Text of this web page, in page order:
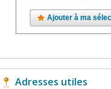
Ajouter à ma
Adresses utiles